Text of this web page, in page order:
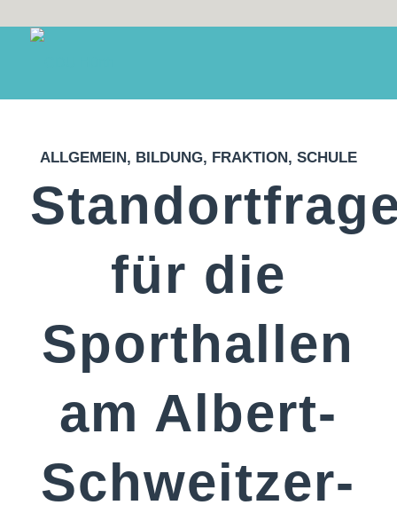
ALLGEMEIN, BILDUNG, FRAKTION, SCHULE
für die
Sporthallen
am Albert-
Schweitzer-